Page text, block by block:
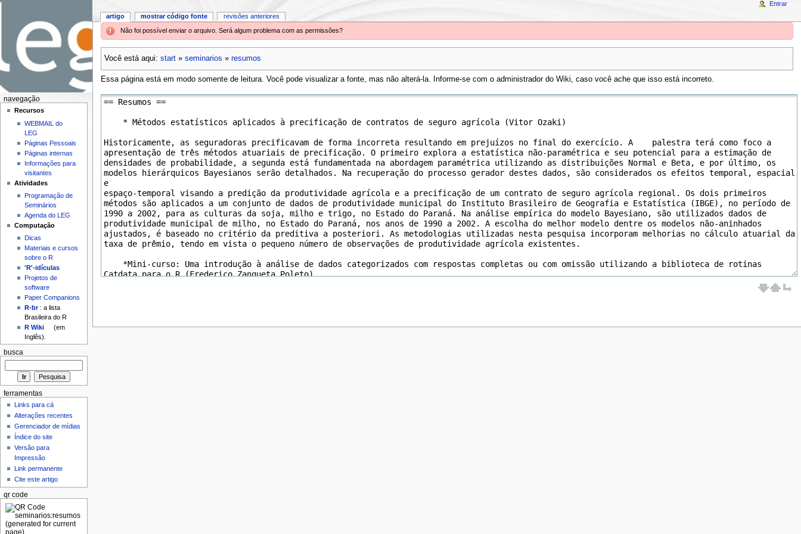
Não foi possível enviar o arquivo. Será algum problema com as permissões?
Você está aqui: start» seminarios » resumos
Essa página está em modo somente de leitura. Você pode visualizar a fonte, mas não alterá-la. Informe-se com o administrador do Wiki, caso você ache que isso está incorreto.
artigo mostrar código fonte revisões anteriores
Entrar
navegação
Recursos
WEBMAIL do
LEG
Páginas Pessoais
Páginas internas
Informações para
visitantes
Atividades
Programação de
Seminários
Agenda do LEG
Computação
Dicas
Materiais e cursos
sobre o R
'R'-idículas
Projetos de
software
Paper Companions
R-br: a lista
Brasileira do R
R Wiki
(em
Inglês).
busca
ferramentas
Links para cá
Alterações recentes
Gerenciador de mídias
Índice do site
Versão para
Impressão
Link permanente
Cite este artigo
qr code